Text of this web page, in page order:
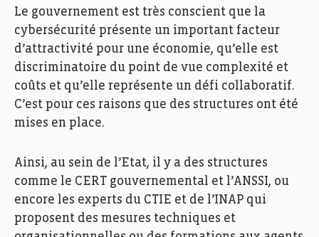
Le gouvernement est très conscient que la
cybersécurité présente un important facteur
d’attractivité pour une économie, qu’elle est
discriminatoire du point de vue complexité et
coûts et qu’elle représente un défi collaboratif.
C’est pour ces raisons que des structures ont été
mises en place.
Ainsi, au sein de l’Etat, il y a des structures
comme le CERT gouvernemental et l’ANSSI, ou
encore les experts du CTIE et de l’INAP qui
proposent des mesures techniques et